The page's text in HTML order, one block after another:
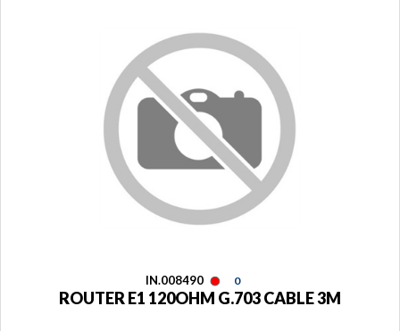
IN.008490 0
ROUTER E1 120OHM G.703 CABLE 3M